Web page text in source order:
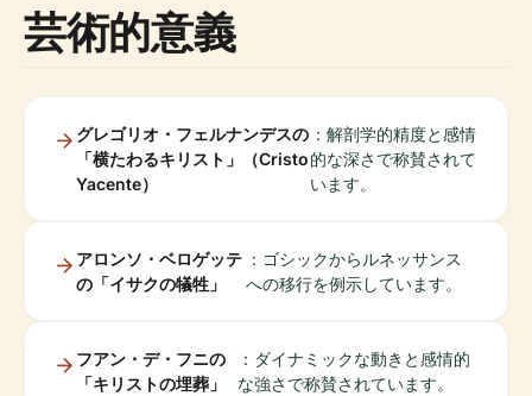
芸術的意義
グレゴリオ・フェルナンデスの
「横たわるキリスト」（Cristo
Yacente）
：解剖学的精度と感情
的な深さで称賛されて
います。
アロンソ・ベロゲッテ
の「イサクの犠牲」
：ゴシックからルネッサンス
への移行を例示しています。
フアン・デ・フニの
「キリストの埋葬」
：ダイナミックな動きと感情的
な強さで称賛されています。